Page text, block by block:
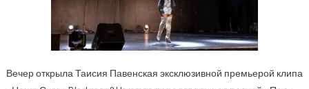
Вечер открыла Таисия Павенскаяэксклюзивной премьерой клипа